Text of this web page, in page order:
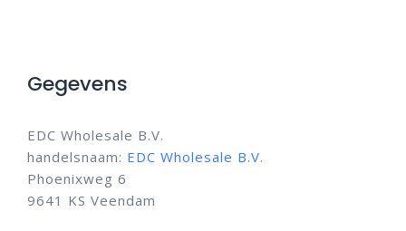
Gegevens
EDC Wholesale B.V.
handelsnaam: EDC Wholesale B.V.
Phoenixweg 6
9641 KS Veendam